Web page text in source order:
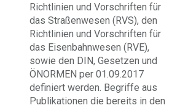
Richtlinien und Vorschriften für
das Straßenwesen (RVS), den
Richtlinien und Vorschriften für
das Eisenbahnwesen (RVE),
sowie den DIN, Gesetzen und
ÖNORMEN per 01.09.2017
definiert werden. Begriffe aus
Publikationen die bereits in den